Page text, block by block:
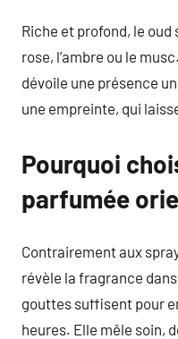
Riche et profond, le
rose, l’ambre ou le
dévoile une présence
une empreinte, qui
Pourquoi
parfumée
Contrairement aux
révèle la fragrance
gouttes suffisent pour
heures. Elle mêle soin,